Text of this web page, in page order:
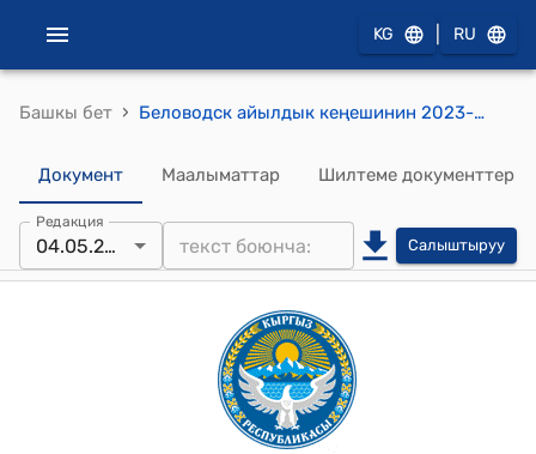
KG RU
Башкы бет › Беловодск айылдык кеңешинин 2023-жылдын 4-майы № 131 "Бузуулар жөнүндө иштерди кароо боюнча комиссиянын жобосун жана типтүү курамын бекитүү жөнүндө" токтому
Документ Маалыматтар Шилтеме документтер
Редакция
04.05.2023 Салыштыруу